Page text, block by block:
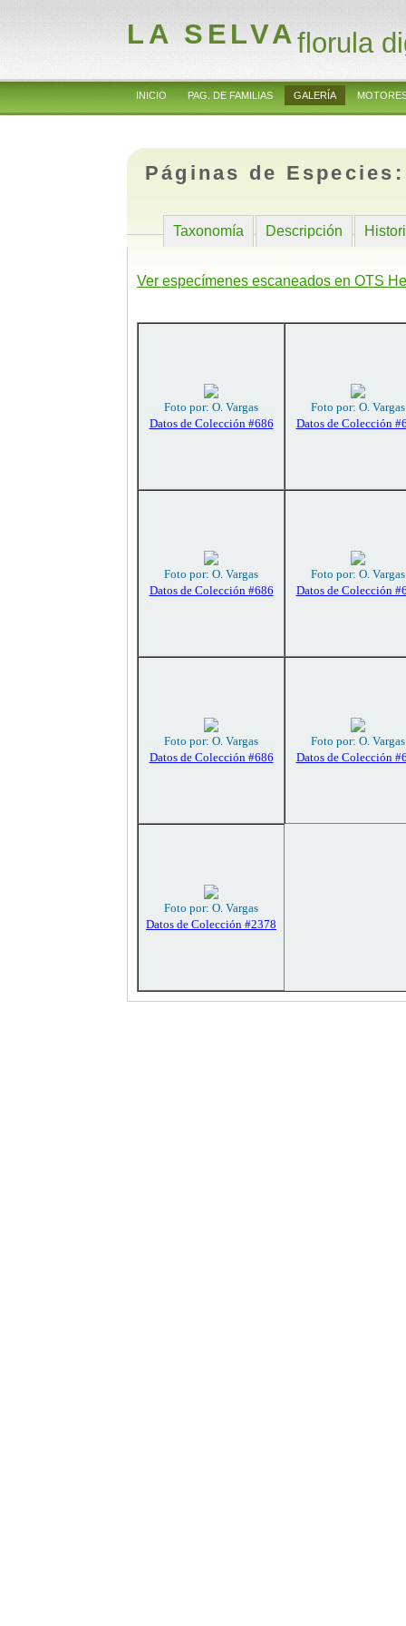
LA SELVAflorula
INICIO PAG. DE FAMILIAS GALERÍA
Páginas de
Taxonomía Descripción
Ver especímenes escaneados en OTS
Foto por: O. Vargas
Datos de Colección #686
Foto por: O. Vargas
Datos de Colección
Foto por: O. Vargas
Datos de Colección #686
Foto por: O. Vargas
Datos de Colección
Foto por: O. Vargas
Datos de Colección #686
Foto por: O. Vargas
Datos de Colección
Foto por: O. Vargas
Datos de Colección #2378